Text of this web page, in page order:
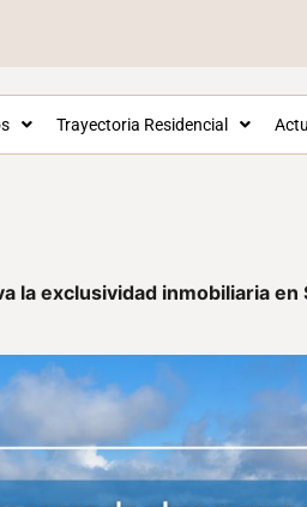
Trayectoria Residencial
la exclusividad inmobiliaria en